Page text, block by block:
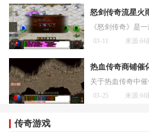
怒剑传奇流星火
03-11 来源:66
热血传奇商铺催
03-25 来源:66
传奇游戏